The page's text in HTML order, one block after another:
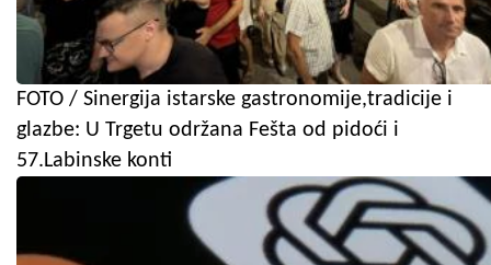
FOTO / Sinergija istarske gastronomije,tradicije i
glazbe: U Trgetu održana Fešta od pidoći i
57.Labinske konti